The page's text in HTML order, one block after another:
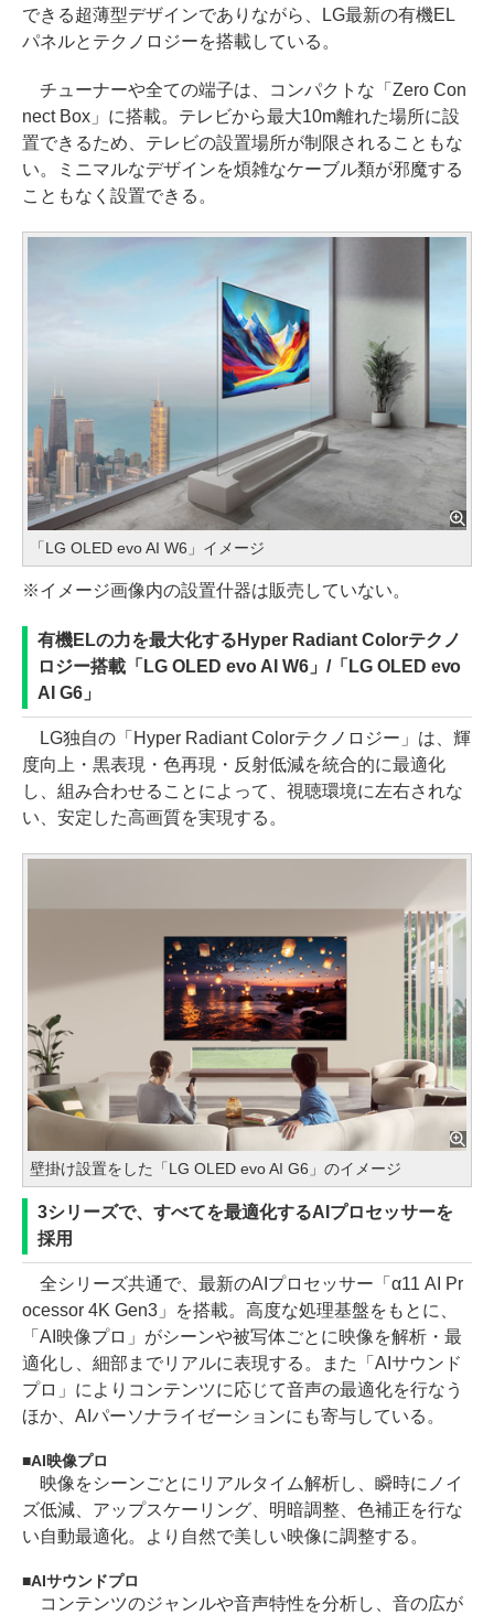
できる超薄型デザインでありながら、LG最新の有機EL
パネルとテクノロジーを搭載している。
チューナーや全ての端子は、コンパクトな「Zero Con
nect Box」に搭載。テレビから最大10m離れた場所に設
置できるため、テレビの設置場所が制限されることもな
い。ミニマルなデザインを煩雑なケーブル類が邪魔する
こともなく設置できる。
「LG OLED evo AI W6」イメージ
※イメージ画像内の設置什器は販売していない。
有機ELの力を最大化するHyper Radiant Colorテクノ
ロジー搭載「LG OLED evo AI W6」/「LG OLED evo
AI G6」
LG独自の「Hyper Radiant Colorテクノロジー」は、輝
度向上・黒表現・色再現・反射低減を統合的に最適化
し、組み合わせることによって、視聴環境に左右されな
い、安定した高画質を実現する。
壁掛け設置をした「LG OLED evo AI G6」のイメージ
3シリーズで、すべてを最適化するAIプロセッサーを
採用
全シリーズ共通で、最新のAIプロセッサー「α11 AI Pr
ocessor 4K Gen3」を搭載。高度な処理基盤をもとに、
「AI映像プロ」がシーンや被写体ごとに映像を解析・最
適化し、細部までリアルに表現する。また「AIサウンド
プロ」によりコンテンツに応じて音声の最適化を行なう
ほか、AIパーソナライゼーションにも寄与している。
AI映像プロ
映像をシーンごとにリアルタイム解析し、瞬時にノイ
ズ低減、アップスケーリング、明暗調整、色補正を行な
い自動最適化。より自然で美しい映像に調整する。
AIサウンドプロ
コンテンツのジャンルや音声特性を分析し、音の広が